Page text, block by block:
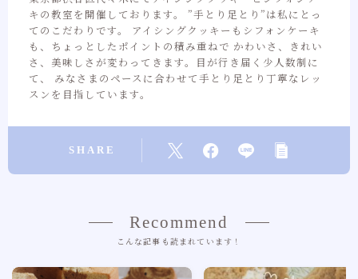
キの教室を開催しております。 ”手とり足とり”は私にとっ
てのこだわりです。 アイシングクッキーもシフォンケーキ
も、ちょっとしたポイントの積み重ねで かわいさ、きれい
さ、美味しさが変わってきます。目が行き届く少人数制に
て、 みなさまのペースに合わせて手とり足とり丁寧なレッ
スンを目指しています。
SHARE
Recommend
こんな記事も読まれています！